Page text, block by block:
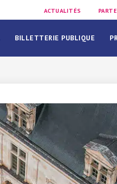
ACTUALITÉS
BILLETTERIE PUBLIQUE